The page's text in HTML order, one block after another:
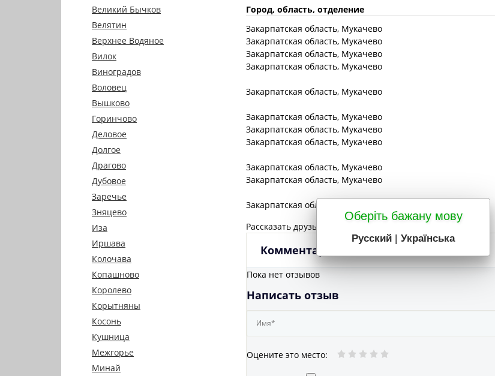
Оберіть бажану мову
Русский | Українська
Великий Бычков
Велятин
Верхнее Водяное
Вилок
Виноградов
Воловец
Вышково
Горинчово
Деловое
Долгое
Драгово
Дубовое
Заречье
Зняцево
Иза
Иршава
Колочава
Копашново
Королево
Корытняны
Косонь
Кушница
Межгорье
Минай
Город, область, отделение
Закарпатская область, Мукачево
Закарпатская область, Мукачево
Закарпатская область, Мукачево
Закарпатская область, Мукачево
Закарпатская область, Мукачево
Закарпатская область, Мукачево
Закарпатская область, Мукачево
Закарпатская область, Мукачево
Закарпатская область, Мукачево
Закарпатская область, Мукачево
Закарпатская область
Рассказать друзьям:
Комментарии
Пока нет отзывов
Написать отзыв
Оцените это место: